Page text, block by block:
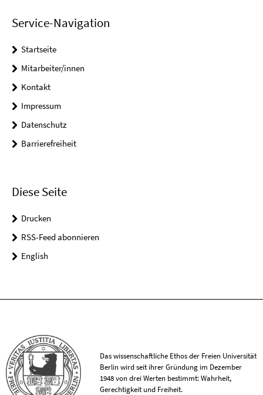
Service-Navigation
Startseite
Mitarbeiter/innen
Kontakt
Impressum
Datenschutz
Barrierefreiheit
Diese Seite
Drucken
RSS-Feed abonnieren
English
Das wissenschaftliche Ethos der Freien Universität
Berlin wird seit ihrer Gründung im Dezember
1948 von drei Werten bestimmt: Wahrheit,
Gerechtigkeit und Freiheit.